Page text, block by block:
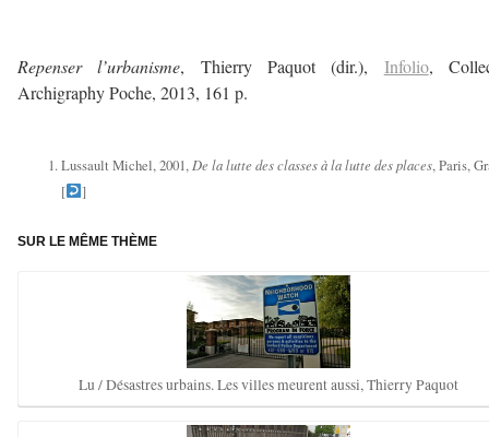
Repenser l’urbanisme, Thierry Paquot (dir.), Infolio,
Archigraphy Poche, 2013, 161 p.
Lussault Michel, 2001, De la lutte des classes à la lutte des places, Paris,
[
]
SUR LE MÊME THÈME
Lu / Désastres urbains. Les villes meurent aussi, Thierry Paquot